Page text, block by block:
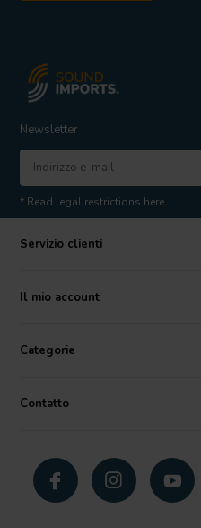
Newsletter
* Read legal restrictions here
Servizio clienti
Il mio account
Categorie
Contatto